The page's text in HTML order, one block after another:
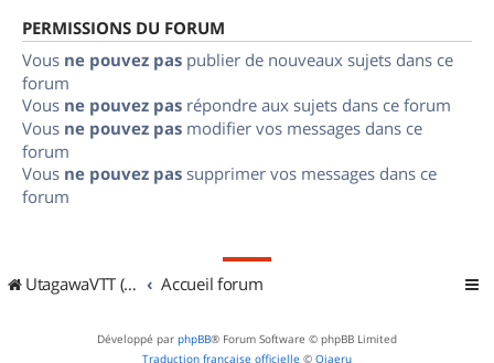
PERMISSIONS DU FORUM
Vous ne pouvez pas publier de nouveaux sujets dans ce
forum
Vous ne pouvez pas répondre aux sujets dans ce forum
Vous ne pouvez pas modifier vos messages dans ce
forum
Vous ne pouvez pas supprimer vos messages dans ce
forum
UtagawaVTT (Randos VTT et VTTAE avec traces GPS) Accueil forum
Développé par phpBB® Forum Software © phpBB Limited
Traduction française officielle © Qiaeru